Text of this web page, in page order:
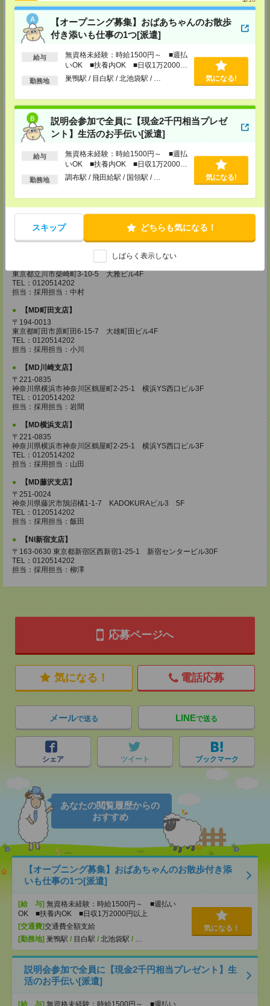
【オープニング募集】おばあちゃんのお散歩
付き添いも仕事の1つ[派遣]
給与
無資格未経験：時給1500円～ ■週払
いOK ■扶養内OK ■日収1万2000円
以上
勤務地 巣鴨駅 / 目白駅 / 北池袋駅 / … 気になる!
説明会参加で全員に【現金2千円相当プレゼ
ント】生活のお手伝い[派遣]
給与
無資格未経験：時給1500円～ ■週払
いOK ■扶養内OK ■日収1万2000円
以上
勤務地 調布駅 / 飛田給駅 / 国領駅 / … 気になる!
スキップ どちらも気になる！
しばらく表示しない
【MD千葉支店】
〒260-0015
千葉県千葉市中央区富士見1-15-9 朝日生命千葉ビル4F
TEL：0120514202
担当：採用担当：椿森
【MD東京支店】
東京都新宿区西新宿1-25-1 新宿センタービル30F
TEL：0120514202
担当：採用担当：三輪
【MD新宿支店】
東京都新宿区西新宿1-25-1 新宿センタービル30F
TEL：0120514202
担当：採用担当：西川
〒163-0630
東京都新宿区西新宿1-25-1 新宿センタービル30F
TEL：0120514202
東京都立川市柴崎町3-10-5 大雅ビル4F
TEL：0120514202
担当：採用担当：中村
【MD町田支店】
〒194-0013
東京都町田市原町田6-15-7 大雄町田ビル4F
TEL：0120514202
担当：採用担当：小川
【MD川崎支店】
〒221-0835
神奈川県横浜市神奈川区鶴屋町2-25-1 横浜YS西口ビル3F
TEL：0120514202
担当：採用担当：岩間
【MD横浜支店】
〒221-0835
神奈川県横浜市神奈川区鶴屋町2-25-1 横浜YS西口ビル3F
TEL：0120514202
担当：採用担当：山田
【MD藤沢支店】
〒251-0024
神奈川県藤沢市鵠沼橘1-1-7 KADOKURAビル3 5F
TEL：0120514202
担当：採用担当：飯田
【NI新宿支店】
〒163-0630 東京都新宿区西新宿1-25-1 新宿センタービル30F
TEL：0120514202
担当：採用担当：柳澤
応募ページへ
気になる！ 電話応募
メールで送る LINEで送る
シェア ツイート ブックマーク
あなたの閲覧履歴からの
おすすめ
【オープニング募集】おばあちゃんのお散歩付き添
いも仕事の1つ[派遣]
[給 与] 無資格未経験：時給1500円～ ■週払い
OK ■扶養内OK ■日収1万2000円以上
[交通費]交通費全額支給
[勤務地] 巣鴨駅 / 目白駅 / 北池袋駅 / …
気になる！
説明会参加で全員に【現金2千円相当プレゼント】生
活のお手伝い[派遣]
[給 与] 無資格未経験：時給1500円～ ■週払い